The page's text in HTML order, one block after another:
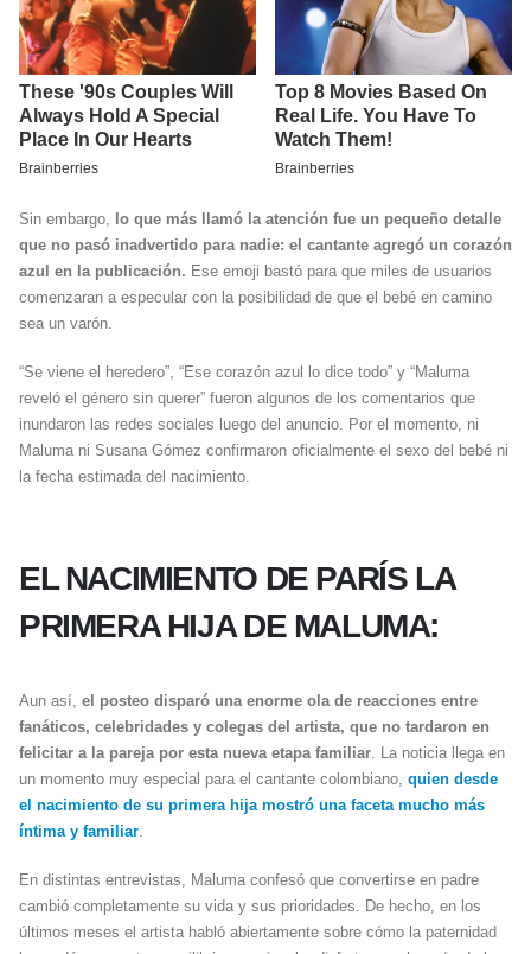
Sin embargo, lo que más llamó la atención fue un pequeño detalle
que no pasó inadvertido para nadie: el cantante agregó un corazón
azul en la publicación. Ese emoji bastó para que miles de usuarios
comenzaran a especular con la posibilidad de que el bebé en camino
sea un varón.
“Se viene el heredero”, “Ese corazón azul lo dice todo” y “Maluma
reveló el género sin querer” fueron algunos de los comentarios que
inundaron las redes sociales luego del anuncio. Por el momento, ni
Maluma ni Susana Gómez confirmaron oficialmente el sexo del bebé ni
la fecha estimada del nacimiento.
EL NACIMIENTO DE PARÍS LA
PRIMERA HIJA DE MALUMA:
Aun así, el posteo disparó una enorme ola de reacciones entre
fanáticos, celebridades y colegas del artista, que no tardaron en
felicitar a la pareja por esta nueva etapa familiar. La noticia llega en
un momento muy especial para el cantante colombiano, quien desde
el nacimiento de su primera hija mostró una faceta mucho más
íntima y familiar.
En distintas entrevistas, Maluma confesó que convertirse en padre
cambió completamente su vida y sus prioridades. De hecho, en los
últimos meses el artista habló abiertamente sobre cómo la paternidad